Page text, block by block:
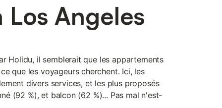
Los Angeles
Holidu, il semblerait que les appartements
que les voyageurs cherchent. Ici, les
divers services, et les plus proposés
(92 %), et balcon (62 %)... Pas mal n'est-